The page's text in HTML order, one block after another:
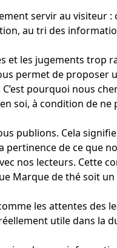
servir au
au tri des
et les jugements
permet de
pourquoi nous
soi, à condition de ne
publions. Cela
pertinence de ce que
nos lecteurs. Cette
de thé soit
les attentes
utile dans la